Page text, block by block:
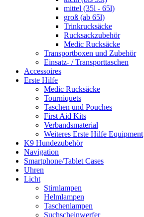
mittel (35l - 65l)
groß (ab 65l)
Trinkrucksäcke
Rucksackzubehör
Medic Rucksäcke
Transportboxen und Zubehör
Einsatz- / Transporttaschen
Accessoires
Erste Hilfe
Medic Rucksäcke
Tourniquets
Taschen und Pouches
First Aid Kits
Verbandsmaterial
Weiteres Erste Hilfe Equipment
K9 Hundezubehör
Navigation
Smartphone/Tablet Cases
Uhren
Licht
Stirnlampen
Helmlampen
Taschenlampen
Suchscheinwerfer